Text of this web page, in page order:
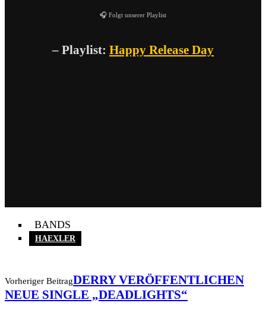
🎧 Folgt unserer Playlist
– Playlist: Happy Release Day
BANDS
HAEXLER
Vorheriger BeitragDERRY VERÖFFENTLICHEN
NEUE SINGLE „DEADLIGHTS“